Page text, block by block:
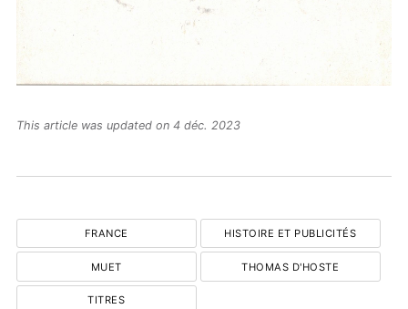
This article was updated on 4 déc. 2023
FRANCE HISTOIRE ET PUBLICITÉS
MUET THOMAS D'HOSTE
TITRES